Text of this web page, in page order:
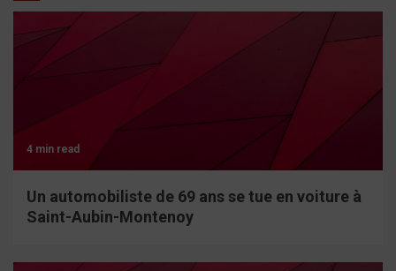
4 min read
Un automobiliste de 69 ans se tue en voiture à
Saint-Aubin-Montenoy